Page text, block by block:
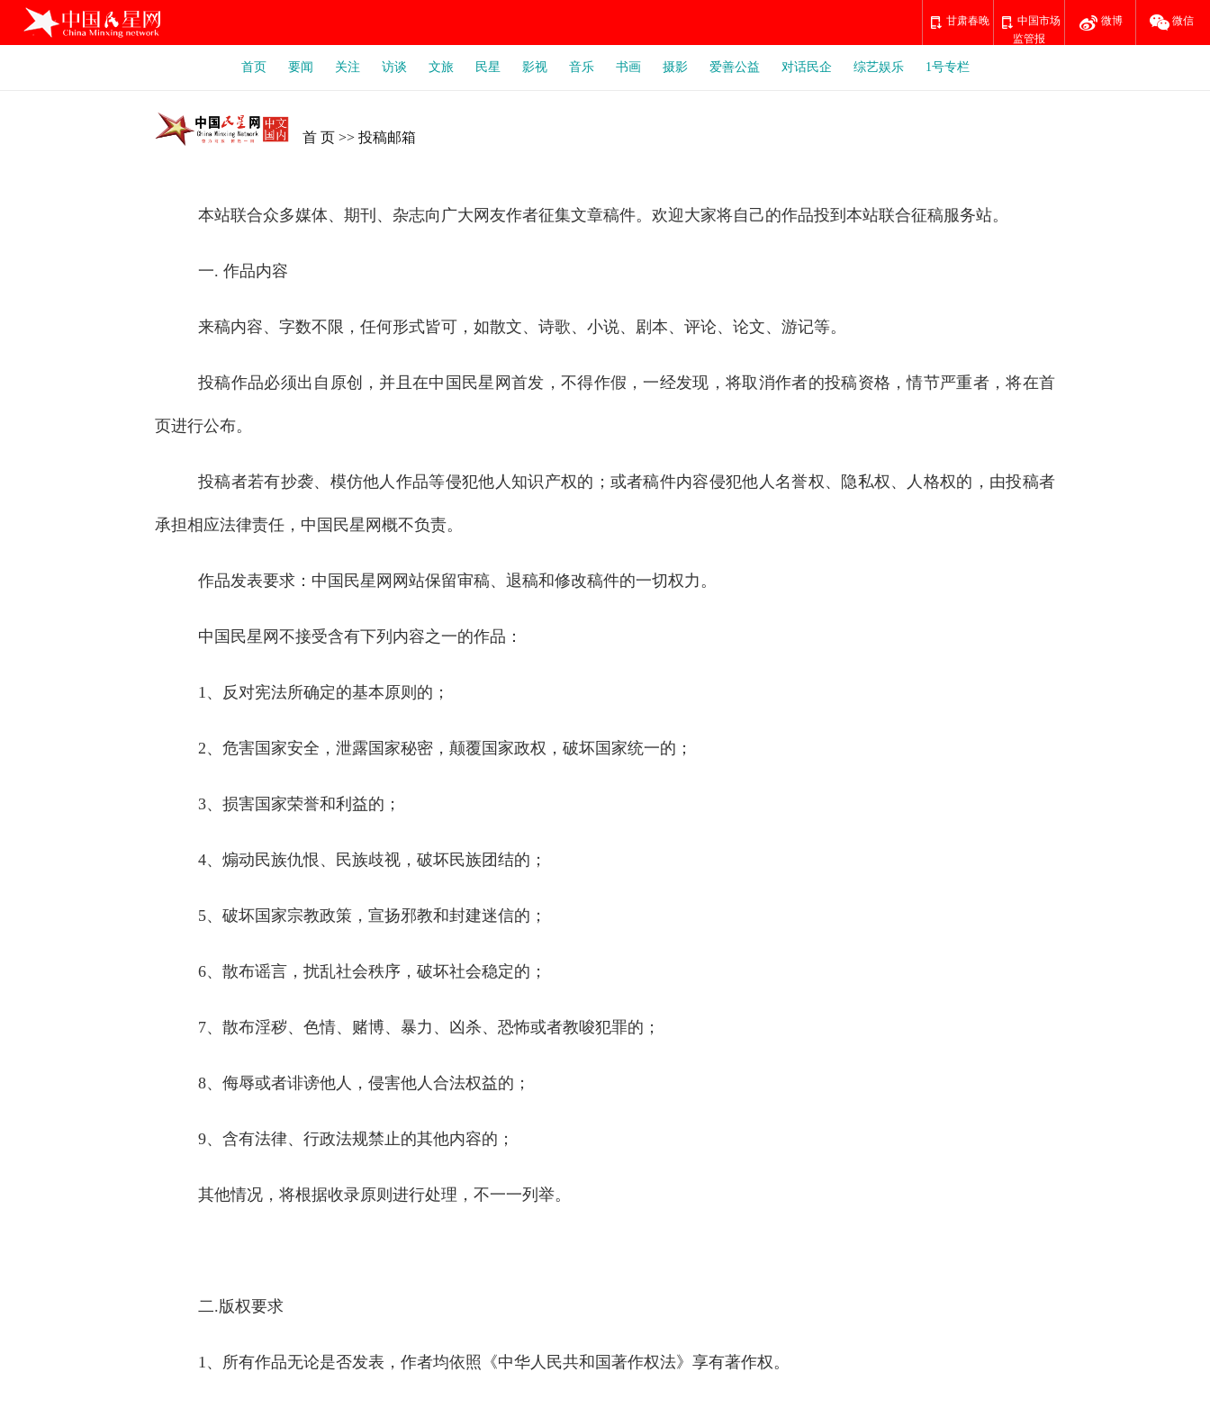
甘肃春晚
中国市场
监管报
微博 微信
首页 要闻 关注 访谈 文旅 民星 影视 音乐 书画 摄影 爱善公益 对话民企 综艺娱乐 1号专栏
首 页 >> 投稿邮箱
本站联合众多媒体、期刊、杂志向广大网友作者征集文章稿件。欢迎大家将自己的作品投到本站联合征稿服务站。
一. 作品内容
来稿内容、字数不限，任何形式皆可，如散文、诗歌、小说、剧本、评论、论文、游记等。
投稿作品必须出自原创，并且在中国民星网首发，不得作假，一经发现，将取消作者的投稿资格，情节严重者，将在首
页进行公布。
投稿者若有抄袭、模仿他人作品等侵犯他人知识产权的；或者稿件内容侵犯他人名誉权、隐私权、人格权的，由投稿者
承担相应法律责任，中国民星网概不负责。
作品发表要求：中国民星网网站保留审稿、退稿和修改稿件的一切权力。
中国民星网不接受含有下列内容之一的作品：
1、反对宪法所确定的基本原则的；
2、危害国家安全，泄露国家秘密，颠覆国家政权，破坏国家统一的；
3、损害国家荣誉和利益的；
4、煽动民族仇恨、民族歧视，破坏民族团结的；
5、破坏国家宗教政策，宣扬邪教和封建迷信的；
6、散布谣言，扰乱社会秩序，破坏社会稳定的；
7、散布淫秽、色情、赌博、暴力、凶杀、恐怖或者教唆犯罪的；
8、侮辱或者诽谤他人，侵害他人合法权益的；
9、含有法律、行政法规禁止的其他内容的；
其他情况，将根据收录原则进行处理，不一一列举。
二.版权要求
1、所有作品无论是否发表，作者均依照《中华人民共和国著作权法》享有著作权。